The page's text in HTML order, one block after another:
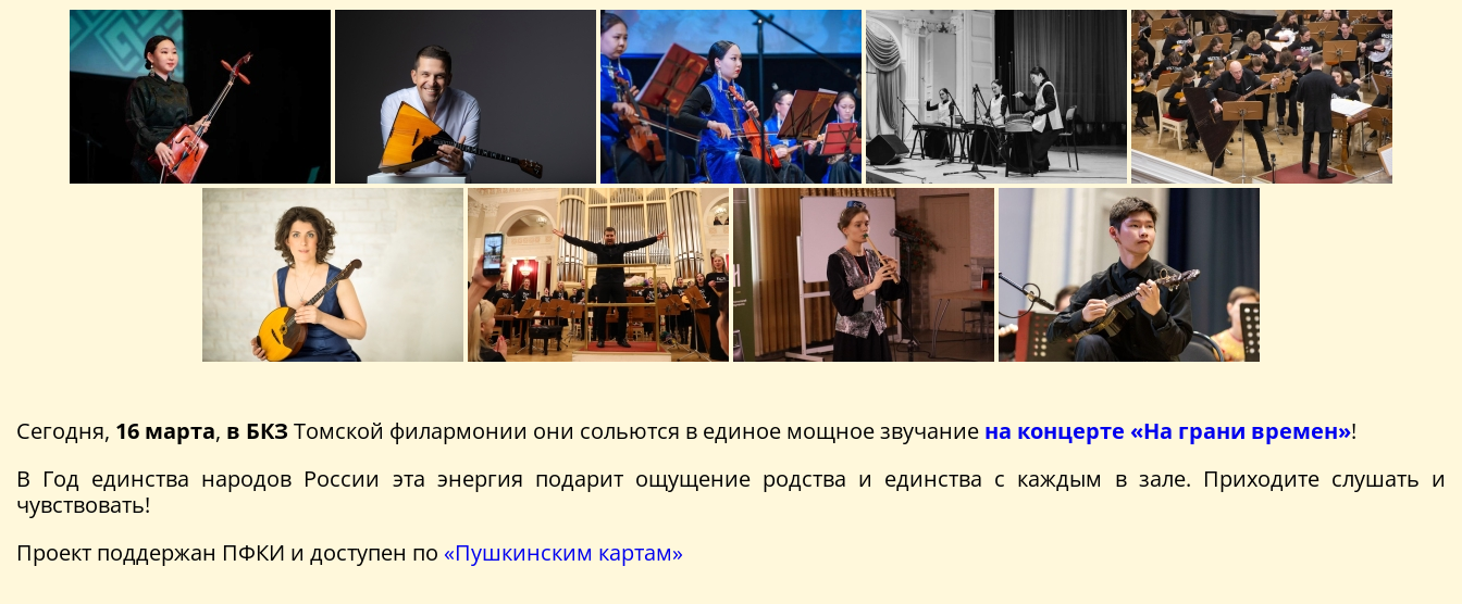
Сегодня, 16 марта, в БКЗ Томской филармонии они сольются в единое мощное звучание на концерте «На грани времен»!
В Год единства народов России эта энергия подарит ощущение родства и единства с каждым в зале. Приходите слушать и
чувствовать!
Проект поддержан ПФКИ и доступен по «Пушкинским картам»